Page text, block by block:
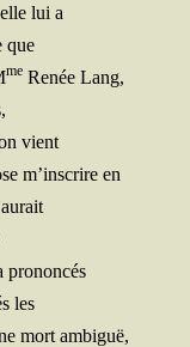
lui a
que
me Renée Lang,
vient
m’inscrire en
prononcés
les
mort ambiguë,